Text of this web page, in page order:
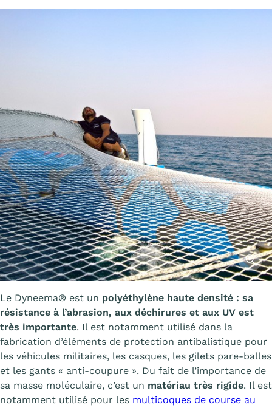
Le Dyneema® est un polyéthylène haute densité : sa
résistance à l’abrasion, aux déchirures et aux UV est
très importante. Il est notamment utilisé dans la
fabrication d’éléments de protection antibalistique pour
les véhicules militaires, les casques, les gilets pare-balles
et les gants « anti-coupure ». Du fait de l’importance de
sa masse moléculaire, c’est un matériau très rigide. Il est
notamment utilisé pour les multicoques de course au